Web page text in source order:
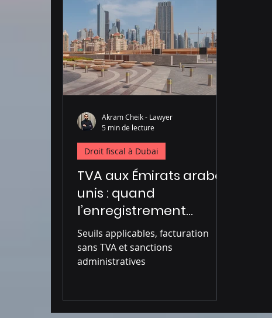
TVA aux Émirats arabes
unis : quand
l’enregistrement
devient obligatoire
Seuils applicables, facturation
sans TVA et sanctions
administratives
Droit fiscal à Dubai
Akram Cheik - Lawyer
5 min de lecture